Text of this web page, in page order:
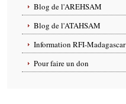
Blog de l'AREHSAM
Blog de l'ATAHSAM
Information RFI-Madagascar
Pour faire un don